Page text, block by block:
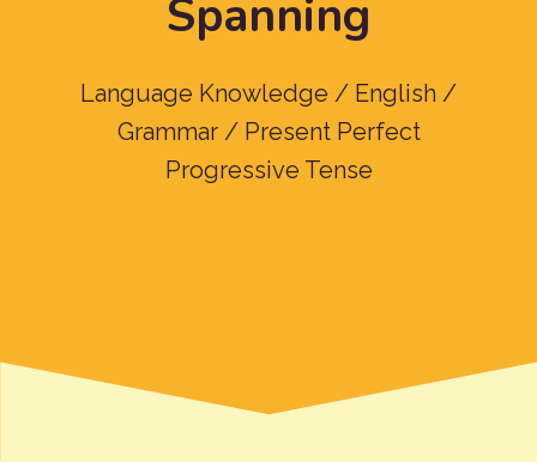
Spanning
Language Knowledge / English /
Grammar / Present Perfect
Progressive Tense